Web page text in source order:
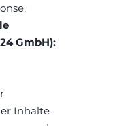
GmbH):
Inhalte